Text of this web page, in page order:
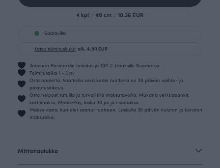
4 kpl = 40 cm = 10.36 EUR
Saatavilla
Katso toimituskulut alk. 4.90 EUR
Ilmainen Postnordin toimitus yli 100 € tilauksille Suomessa.
Toimitusaika 1 - 3 pv
Osta huoletta. Vaatteilla sekä kodin tuotteilla on 30 päivän vaihto- ja
palautusoikeus.
Osta helposti tutuilla ja turvallisilla maksutavoilla. Mukana verkkopankit,
korttimaksu, MobilePay, lasku 30 pv ja osamaksu.
Maksa vasta, kun olet saanut tuotteen. Laskulla 30 päivän kuluton ja koroton
maksuaika.
Mittataulukko